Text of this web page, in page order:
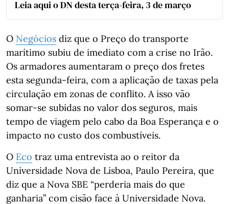
Leia aqui o DN desta terça-feira, 3 de março
O Negócios diz que o Preço do transporte
marítimo subiu de imediato com a crise no Irão.
Os armadores aumentaram o preço dos fretes
esta segunda-feira, com a aplicação de taxas pela
circulação em zonas de conflito. A isso vão
somar-se subidas no valor dos seguros, mais
tempo de viagem pelo cabo da Boa Esperança e o
impacto no custo dos combustíveis.
O Eco traz uma entrevista ao o reitor da
Universidade Nova de Lisboa, Paulo Pereira, que
diz que a Nova SBE “perderia mais do que
ganharia” com cisão face à Universidade Nova.